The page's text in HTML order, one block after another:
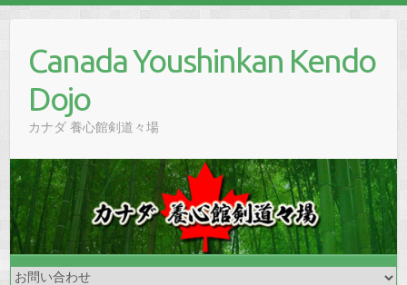
contentCanada Youshinkan Kendo
Dojo
カナダ 養心館剣道々場